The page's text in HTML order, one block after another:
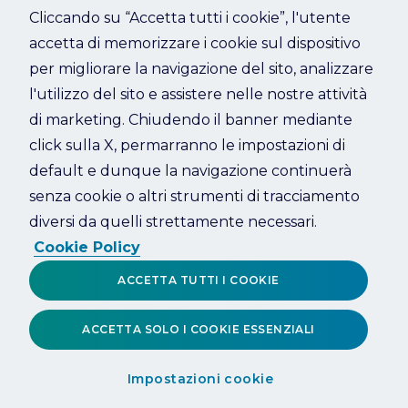
Refresh
Cliccando su “Accetta tutti i cookie”, l'utente
accetta di memorizzare i cookie sul dispositivo
per migliorare la navigazione del sito, analizzare
l'utilizzo del sito e assistere nelle nostre attività
di marketing. Chiudendo il banner mediante
click sulla X, permarranno le impostazioni di
default e dunque la navigazione continuerà
senza cookie o altri strumenti di tracciamento
diversi da quelli strettamente necessari.
Cookie Policy
Impostazioni cookie
ACCETTA SOLO I COOKIE ESSENZIALI
ACCETTA TUTTI I COOKIE